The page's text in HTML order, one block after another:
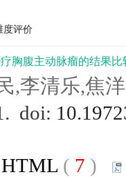
度评价
胸腹主动脉瘤的结果比
,李清乐,焦
doi:
HTML ( 7 )